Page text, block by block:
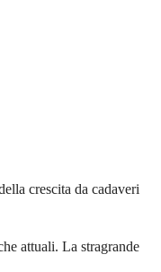
crescita da cadaveri
attuali. La stragrande